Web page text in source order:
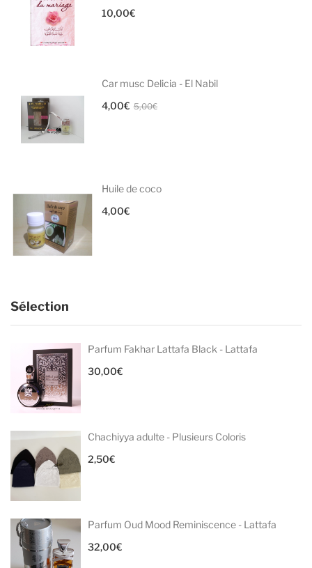
10,00€
Car musc Delicia - El Nabil
5,00€
4,00€
Huile de coco
4,00€
Sélection
Parfum Fakhar Lattafa Black - Lattafa
30,00€
Chachiyya adulte - Plusieurs Coloris
2,50€
Parfum Oud Mood Reminiscence - Lattafa
32,00€